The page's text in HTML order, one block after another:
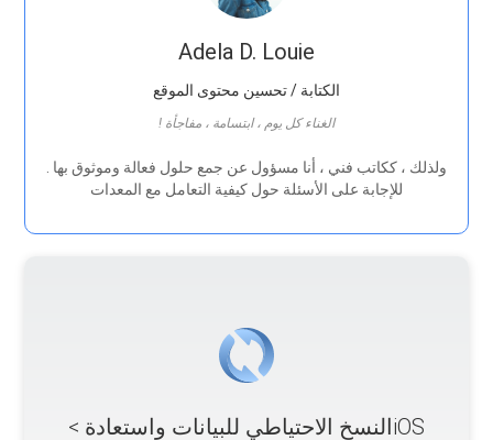
Adela D. Louie
الكتابة / تحسين محتوى الموقع
! الغناء كل يوم ، ابتسامة ، مفاجأة
. ولذلك ، ككاتب فني ، أنا مسؤول عن جمع حلول فعالة وموثوق بها
للإجابة على الأسئلة حول كيفية التعامل مع المعدات
< النسخ الاحتياطي للبيانات واستعادةiOS